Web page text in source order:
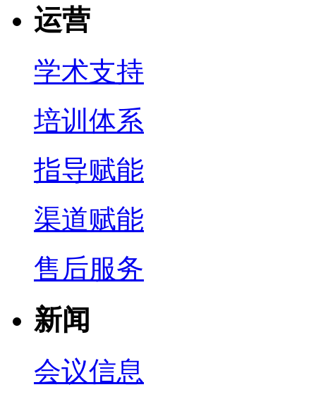
运营
学术支持
培训体系
指导赋能
渠道赋能
售后服务
新闻
会议信息